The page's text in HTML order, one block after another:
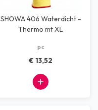
SHOWA 406 Waterdicht -
Thermo mt XL
pc
€ 13,52